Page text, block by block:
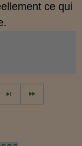
ce qui